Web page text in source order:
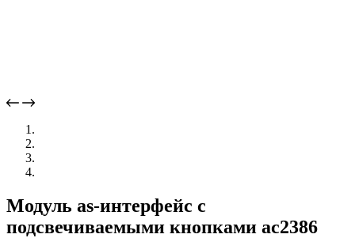
Модуль as-интерфейс с
подсвечиваемыми кнопками ac2386